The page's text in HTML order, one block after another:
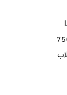
عام 1100 قبل الميلاد،وتبعها دراسات لعلماء إغريق بعد حوال 750